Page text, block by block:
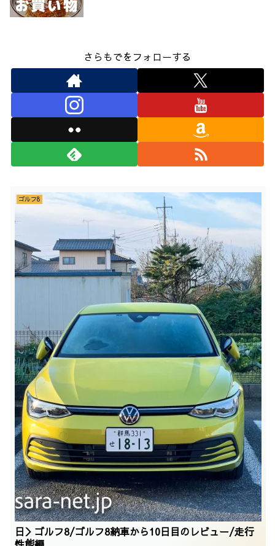
さらもでをフォローする
ゴルフ8
日＞ゴルフ8/ゴルフ8納車から10日目のレビュー/走行